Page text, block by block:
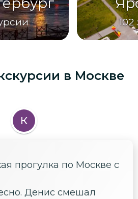
102
в Москве
К
прогулка по Москве с
Денис смешал